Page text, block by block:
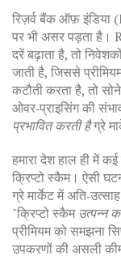
रिज़र्व बैंक ऑफ़ इंडिया
पर भी असर पड़ता है।
दरें बढ़ाता है, तो
जाती है, जिससे
कटौती करता है, तो
ओवर‑प्राइसिंग की
प्रभावित करती हैग्रे
हमारा देश हाल ही में
क्रिप्टो स्कैम। ऐसी
ग्रे मार्केट में
"क्रिप्टो स्कैम उत्पन्न
प्रीमियम को समझना
उपकरणों की असली